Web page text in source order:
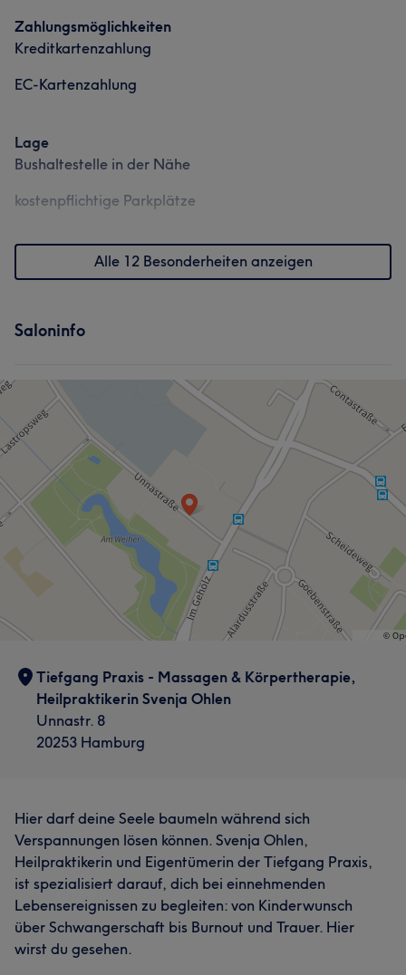
Zahlungsmöglichkeiten
Kreditkartenzahlung
EC-Kartenzahlung
Lage
Bushaltestelle in der Nähe
kostenpflichtige Parkplätze
Alle 12 Besonderheiten anzeigen
Saloninfo
Tiefgang Praxis - Massagen & Körpertherapie,
Heilpraktikerin Svenja Ohlen
Unnastr. 8
20253 Hamburg
Hier darf deine Seele baumeln während sich
Verspannungen lösen können. Svenja Ohlen,
Heilpraktikerin und Eigentümerin der Tiefgang Praxis,
ist spezialisiert darauf, dich bei einnehmenden
Lebensereignissen zu begleiten: von Kinderwunsch
über Schwangerschaft bis Burnout und Trauer. Hier
wirst du gesehen.